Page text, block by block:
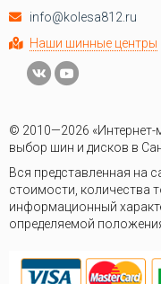
info@kolesa812.ru
Наши шинные центры
© 2010—2026
выбор шин и дисков в
Вся представленная на
стоимости, количества
информационный
определяемой